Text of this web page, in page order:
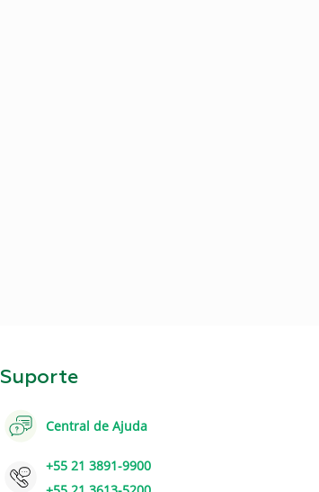
Suporte
Central de Ajuda
+55 21 3891-9900